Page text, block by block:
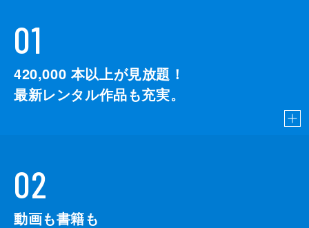
01
420,000 本以上が見放題！
最新レンタル作品も充実。
02
動画も書籍も